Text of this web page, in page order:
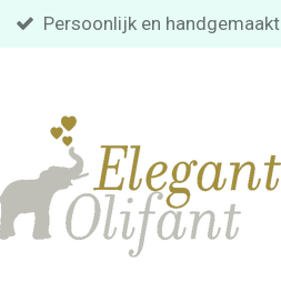
Persoonlijk en handgemaakt